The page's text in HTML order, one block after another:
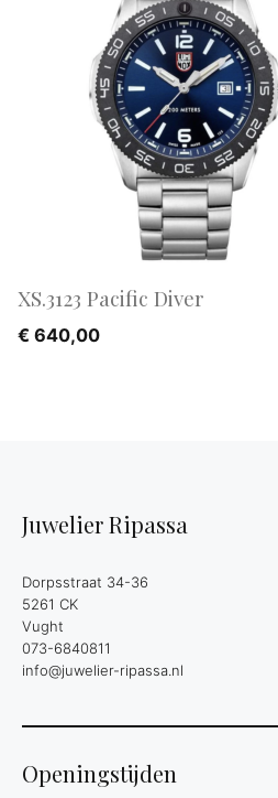
XS.3123 Pacific Diver
€ 640,00
Juwelier Ripassa
Dorpsstraat 34-36
5261 CK
Vught
073-6840811
info@juwelier-ripassa.nl
Openingstijden